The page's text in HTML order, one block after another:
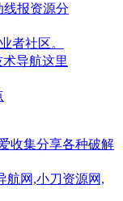
线报资源分
者社区。
导航这里
收集分享各种破解
航网,小刀资源网,